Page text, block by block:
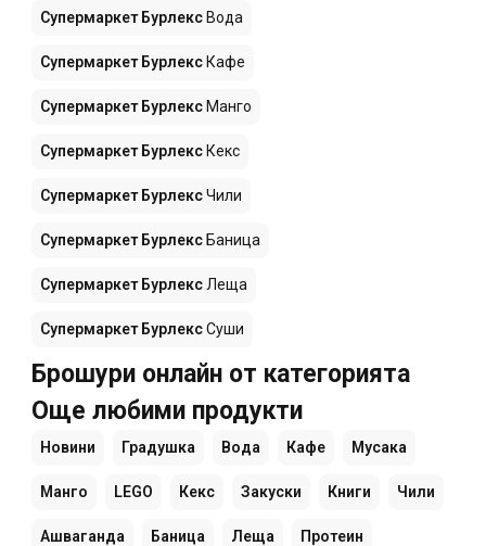
Супермаркет Бурлекс Вода
Супермаркет Бурлекс Кафе
Супермаркет Бурлекс Манго
Супермаркет Бурлекс Кекс
Супермаркет БурлексЧили
Супермаркет Бурлекс Баница
Супермаркет Бурлекс Леща
Супермаркет БурлексСуши
Брошури онлайн от категорията
Още любими продукти
Новини Градушка Вода Кафе Мусака
Манго LEGO Кекс Закуски Книги Чили
Ашваганда Баница Леща Протеин